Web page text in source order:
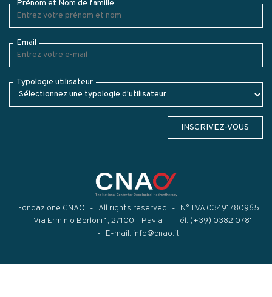
Prénom et Nom de famille
Email
Typologie utilisateur
INSCRIVEZ-VOUS
Fondazione CNAO All rights reserved
N° TVA 03491780965
Via Erminio Borloni 1, 27100 - Pavia
Tél: (+39) 0382.0781
E-mail: info@cnao.it